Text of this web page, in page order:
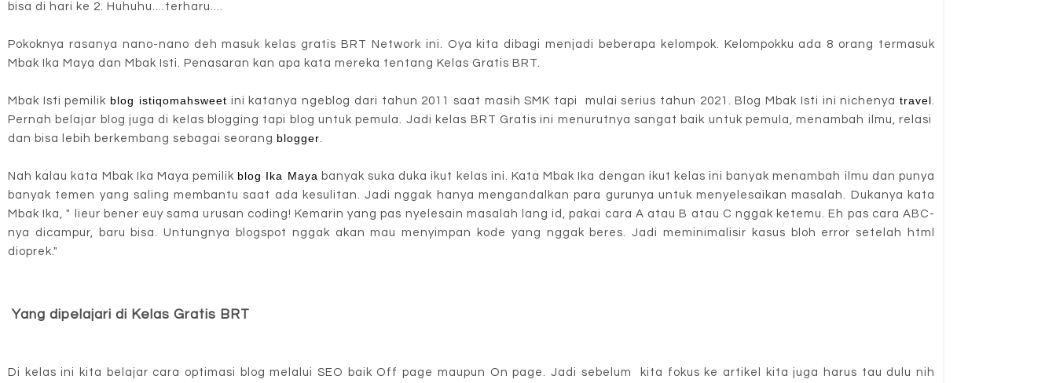
bisa di hari ke 2. Huhuhu....terharu....
Pokoknya rasanya nano-nano deh masuk kelas gratis BRT Network ini. Oya kita dibagi menjadi beberapa kelompok. Kelompokku ada 8 orang termasuk
Mbak Ika Maya dan Mbak Isti. Penasaran kan apa kata mereka tentang Kelas Gratis BRT.
Mbak Isti pemilik blog istiqomahsweet ini katanya ngeblog dari tahun 2011 saat masih SMK tapi mulai serius tahun 2021. Blog Mbak Isti ini nichenyatravel.
Pernah belajar blog juga di kelas blogging tapi blog untuk pemula. Jadi kelas BRT Gratis ini menurutnya sangat baik untuk pemula, menambah ilmu, relasi
dan bisa lebih berkembang sebagai seorang blogger.
Nah kalau kata Mbak Ika Maya pemilik blog Ika Maya banyak suka duka ikut kelas ini. Kata Mbak Ika dengan ikut kelas ini banyak menambah ilmu dan punya
banyak temen yang saling membantu saat ada kesulitan. Jadi nggak hanya mengandalkan para gurunya untuk menyelesaikan masalah. Dukanya kata
Mbak Ika, " lieur bener euy sama urusan coding! Kemarin yang pas nyelesain masalah lang id, pakai cara A atau B atau C nggak ketemu. Eh pas cara ABC-
nya dicampur, baru bisa. Untungnya blogspot nggak akan mau menyimpan kode yang nggak beres. Jadi meminimalisir kasus bloh error setelah html
dioprek."
Yang dipelajari di Kelas Gratis BRT
Di kelas ini kita belajar cara optimasi blog melalui SEO baik Off page maupun On page. Jadi sebelum kita fokus ke artikel kita juga harus tau dulu nih